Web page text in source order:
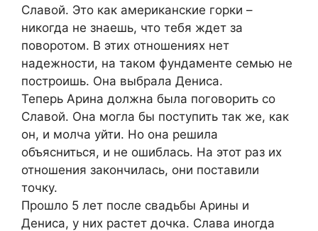
Славой. Это как американские горки –
никогда не знаешь, что тебя ждет за
поворотом. В этих отношениях нет
надежности, на таком фундаменте семью не
построишь. Она выбрала Дениса.
Теперь Арина должна была поговорить со
Славой. Она могла бы поступить так же, как
он, и молча уйти. Но она решила
объясниться, и не ошиблась. На этот раз их
отношения закончилась, они поставили
точку.
Прошло 5 лет после свадьбы Арины и
Дениса, у них растет дочка. Слава иногда